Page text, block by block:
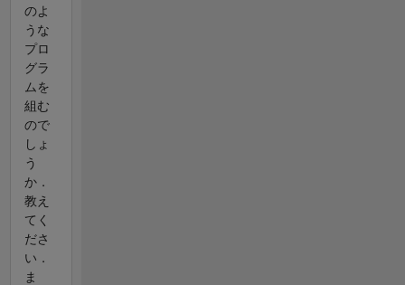
のよ
うな
プロ
グラ
ムを
組む
ので
しょ
う
か．
教え
てく
ださ
い．
ま